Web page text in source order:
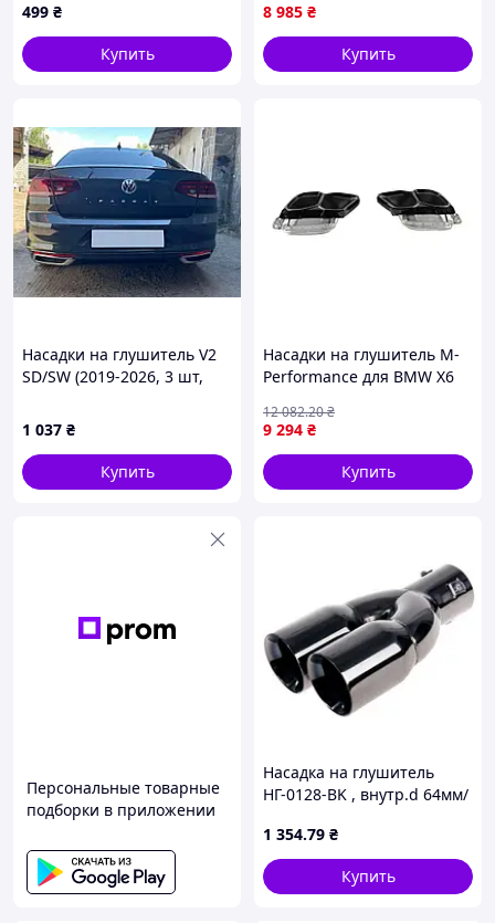
499 ₴
Купить
авто
8 985 ₴
Купить
Насадки на глушитель V2
SD/SW (2019-2026, 3 шт,
Volkswagen Passat B8
1 037 ₴
Купить
Насадки на глушитель M-
Performance для BMW X6
аксессуары для тюнинга
автомобиля
9 294 ₴
12 082.20₴
Купить
Персональные товарные
подборки в приложении
Насадка на глушитель
НГ-0128-BK , внутр.d 64мм/
(00000047711)
1 354.79 ₴
Купить